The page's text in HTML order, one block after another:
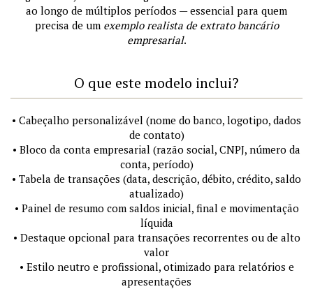
ao longo de múltiplos períodos — essencial para quem
precisa de um exemplo realista de extrato bancário
empresarial.
O que este modelo inclui?
• Cabeçalho personalizável (nome do banco, logotipo, dados
de contato)
• Bloco da conta empresarial (razão social, CNPJ, número da
conta, período)
• Tabela de transações (data, descrição, débito, crédito, saldo
atualizado)
• Painel de resumo com saldos inicial, final e movimentação
líquida
• Destaque opcional para transações recorrentes ou de alto
valor
• Estilo neutro e profissional, otimizado para relatórios e
apresentações